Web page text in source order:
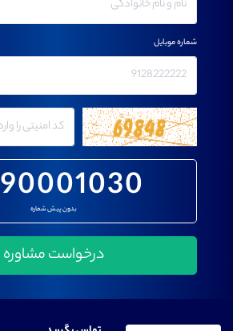
90001030
بدون پیش شماره
شماره موبایل